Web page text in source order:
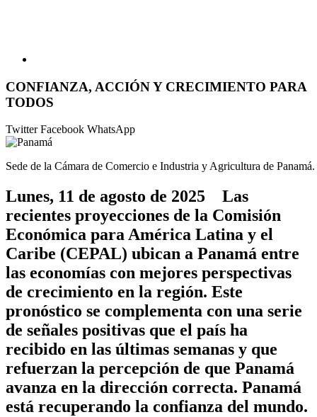
CONFIANZA, ACCIÓN Y CRECIMIENTO PARA
TODOS
TwitterFacebook WhatsApp
Sede de la Cámara de Comercio e Industria y Agricultura de
Lunes, 11 de agosto de 2025 Las
recientes proyecciones de la Comisión
Económica para América Latina y el
Caribe (CEPAL) ubican a Panamá entre
las economías con mejores perspectivas
de crecimiento en la región. Este
pronóstico se complementa con una serie
de señales positivas que el país ha
recibido en las últimas semanas y que
refuerzan la percepción de que Panamá
avanza en la dirección correcta. Panamá
está recuperando la confianza del mundo.